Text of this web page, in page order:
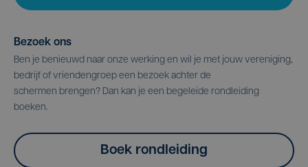
Bezoek ons
Ben je benieuwd naar onze werking en wil je met jouw vereniging,
bedrijf of vriendengroep een bezoek achter de
schermen brengen? Dan kan je een begeleide rondleiding
boeken.
Boek rondleiding